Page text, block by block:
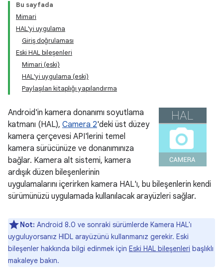
Bu sayfada
Mimari
HAL'yi uygulama
Giriş doğrulaması
Eski HAL bileşenleri
Mimari (eski)
HAL'yi uygulama (eski)
Paylaşılan kitaplığı yapılandırma
Android'in kamera donanımı soyutlama
katmanı (HAL), Camera 2'deki üst düzey
kamera çerçevesi API'lerini temel
kamera sürücünüze ve donanımınıza
bağlar. Kamera alt sistemi, kamera
ardışık düzen bileşenlerinin
uygulamalarını içerirken kamera HAL'ı, bu bileşenlerin kendi
sürümünüzü uygulamada kullanılacak arayüzleri sağlar.
Not: Android 8.0 ve sonraki sürümlerde Kamera HAL'ı
uyguluyorsanız HIDL arayüzünü kullanmanız gerekir. Eski
bileşenler hakkında bilgi edinmek için Eski HAL bileşenleri başlıklı
makaleye bakın.